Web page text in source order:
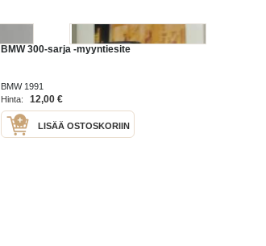
BMW 300-sarja -myyntiesite
BMW 1991
Hinta:
12,00 €
LISÄÄ OSTOSKORIIN